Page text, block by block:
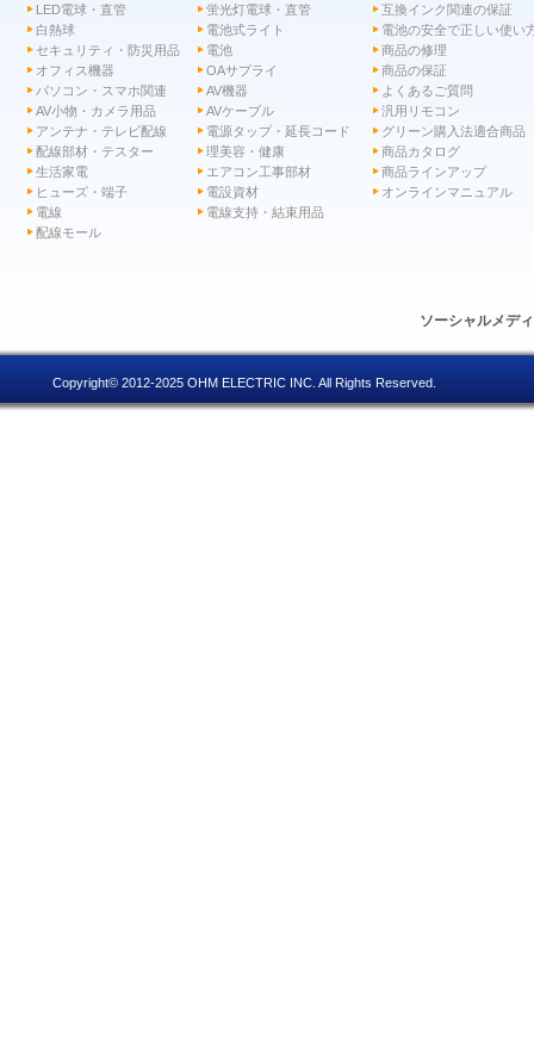
LED電球・直管
蛍光灯電球・直管
白熱球
電池式ライト
セキュリティ・防災用品
電池
オフィス機器
OAサプライ
パソコン・スマホ関連
AV機器
AV小物・カメラ用品
AVケーブル
アンテナ・テレビ配線
電源タップ・延長コード
配線部材・テスター
理美容・健康
生活家電
エアコン工事部材
ヒューズ・端子
電設資材
電線
電線支持・結束用品
配線モール
互換インク関連の保証
電池の安全で正しい使い
商品の修理
商品の保証
よくあるご質問
汎用リモコン
グリーン購入法適合商品
商品カタログ
商品ラインアップ
オンラインマニュアル
ソーシャルメデ
Copyright© 2012-2025 OHM ELECTRIC INC. All Rights Reserved.